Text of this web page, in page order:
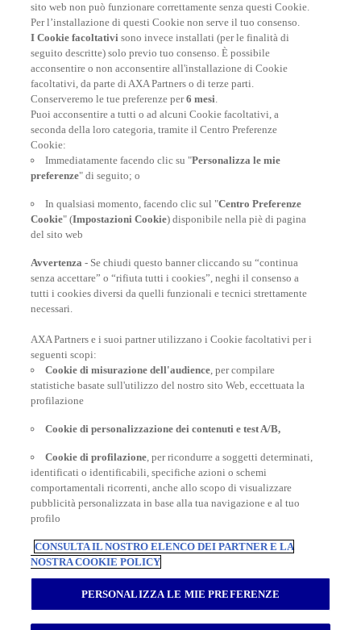
Potrebbe interessarti anche
Viaggio nei parchi nazionali USA: i nostri
consigli
Un viaggio nei parchi nazionali americani significa
delle generazioni intere
POLIZZE VIAGGIO
INFORMAZIONI UTILI
Inter Partner Assistance S.A. Compagnia di Assicurazioni e Riassicurazioni
Tel.06/42118.1 Sede legale Bruxelles – 7, Boulevard du Régent – Capitale
sociale € 180.702.613,00 interamente versato – Gruppo AXA Partners N.
Iscrizione all’Albo Imprese di Assicurazioni e Riassicurazioni I.00014 -
sito web non può funzionare correttamente senza questi Cookie.
Per l’installazione di questi Cookie non serve il tuo consenso.
I Cookie facoltativi sono invece installati (per le finalità di
seguito descritte) solo previo tuo consenso. È possibile
acconsentire o non acconsentire all'installazione di Cookie
facoltativi, da parte di AXA Partners o di terze parti.
Conserveremo le tue preferenze per6 mesi.
Puoi acconsentire a tutti o ad alcuni Cookie facoltativi, a
seconda della loro categoria, tramite il Centro Preferenze
Cookie:
Immediatamente facendo clic su "Personalizza le mie
preferenze" di seguito; o
In qualsiasi momento, facendo clic sul "Centro Preferenze
Cookie" (Impostazioni Cookie) disponibile nella piè di pagina
del sito web
Avvertenza - Se chiudi questo banner cliccando su “continua
senza accettare” o “rifiuta tutti i cookies”, neghi il consenso a
tutti i cookies diversi da quelli funzionali e tecnici strettamente
necessari.
AXA Partners e i suoi partner utilizzano i Cookie facoltativi per i
seguenti scopi:
Cookie di misurazione dell'audience, per compilare
statistiche basate sull'utilizzo del nostro sito Web, eccettuata la
profilazione
Cookie di personalizzazione dei contenuti e test A/B,
Cookie di profilazione, per ricondurre a soggetti determinati,
identificati o identificabili, specifiche azioni o schemi
comportamentali ricorrenti, anche allo scopo di visualizzare
pubblicità personalizzata in base alla tua navigazione e al tuo
profilo
CONSULTA IL NOSTRO ELENCO DEI PARTNER E LA
NOSTRA COOKIE POLICY
PERSONALIZZA LE MIE PREFERENZE